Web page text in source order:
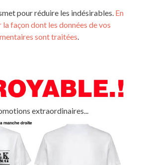
pour réduire les indésirables. En
la façon dont les données de vos
sont traitées.
extraordinaires...